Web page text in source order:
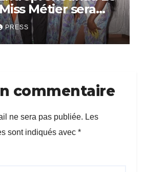
Métier sera
PRESS
commentaire
ne sera pas publiée. Les
sont indiqués avec *